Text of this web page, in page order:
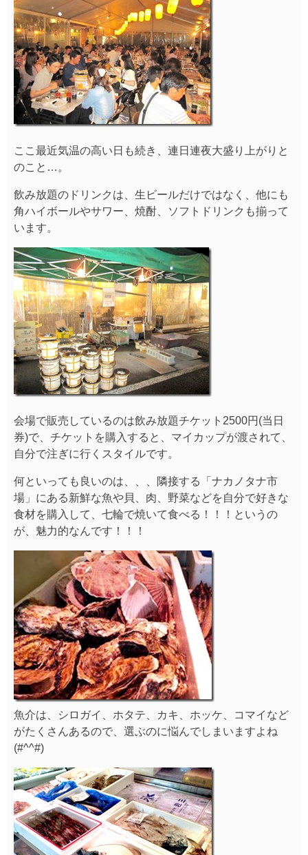
ここ最近気温の高い日も続き、連日連夜大盛り上がりと
のこと…。
飲み放題のドリンクは、生ビールだけではなく、他にも
角ハイボールやサワー、焼酎、ソフトドリンクも揃って
います。
会場で販売しているのは飲み放題チケット2500円(当日
券)で、チケットを購入すると、マイカップが渡されて、
自分で注ぎに行くスタイルです。
何といっても良いのは、、、隣接する「ナカノタナ市
場」にある新鮮な魚や貝、肉、野菜などを自分で好きな
食材を購入して、七輪で焼いて食べる！！！というの
が、魅力的なんです！！！
魚介は、シロガイ、ホタテ、カキ、ホッケ、コマイなど
がたくさんあるので、選ぶのに悩んでしまいますよね
(#^^#)